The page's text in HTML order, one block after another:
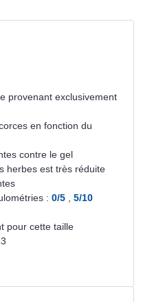
provenant exclusivement
en fonction du
contre le gel
herbes est très réduite
: 0/5
5/10
pour cette taille